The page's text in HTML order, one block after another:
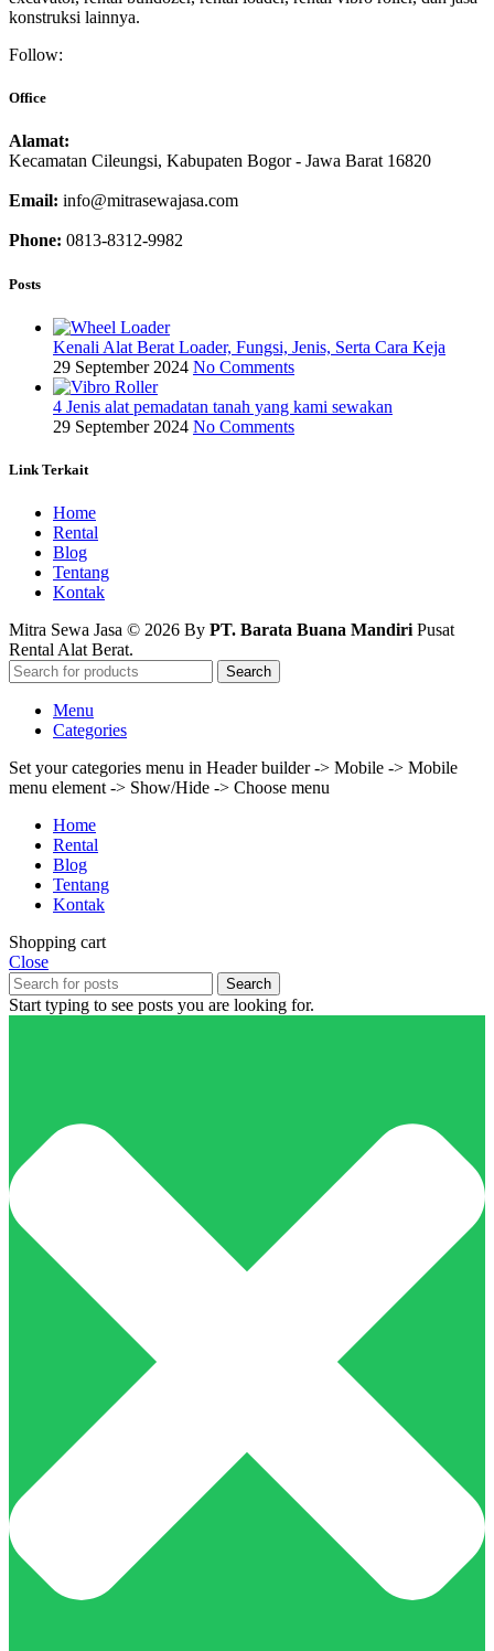
konstruksi lainnya.
Follow:
Office
Alamat:
Kecamatan Cileungsi, Kabupaten Bogor - Jawa Barat 16820
Email: info@mitrasewajasa.com
Phone: 0813-8312-9982
Posts
Kenali Alat Berat Loader, Fungsi, Jenis, Serta Cara Keja
29 September 2024 No Comments
4 Jenis alat pemadatan tanah yang kami sewakan
29 September 2024 No Comments
Link Terkait
Home
Rental
Blog
Tentang
Kontak
Mitra Sewa Jasa © 2026 By PT. Barata Buana Mandiri Pusat
Rental Alat Berat.
Search
Menu
Categories
Set your categories menu in Header builder -> Mobile -> Mobile
menu element -> Show/Hide -> Choose menu
Home
Rental
Blog
Tentang
Kontak
Shopping cart
Close
Search
Start typing to see posts you are looking for.